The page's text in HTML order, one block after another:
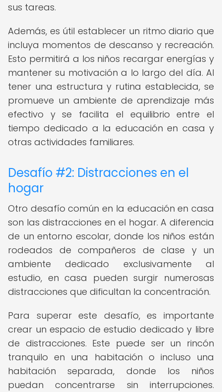
sus tareas.
Además, es útil establecer un ritmo diario que
incluya momentos de descanso y recreación.
Esto permitirá a los niños recargar energías y
mantener su motivación a lo largo del día. Al
tener una estructura y rutina establecida, se
promueve un ambiente de aprendizaje más
efectivo y se facilita el equilibrio entre el
tiempo dedicado a la educación en casa y
otras actividades familiares.
Desafío #2: Distracciones en el
hogar
Otro desafío común en la educación en casa
son las distracciones en el hogar. A diferencia
de un entorno escolar, donde los niños están
rodeados de compañeros de clase y un
ambiente dedicado exclusivamente al
estudio, en casa pueden surgir numerosas
distracciones que dificultan la concentración.
Para superar este desafío, es importante
crear un espacio de estudio dedicado y libre
de distracciones. Este puede ser un rincón
tranquilo en una habitación o incluso una
habitación separada, donde los niños
puedan concentrarse sin interrupciones.